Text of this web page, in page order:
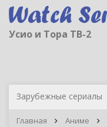
Усио и Тора ТВ-2
Зарубежные сериалы
Главная Аниме